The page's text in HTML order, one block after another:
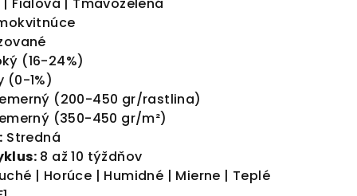
(16-24%)
(0-1%)
(200-450 gr/rastlina)
(350-450 gr/m²)
Stredná
8 až 10 týždňov
| Horúce | Humidné | Mierne | Teplé